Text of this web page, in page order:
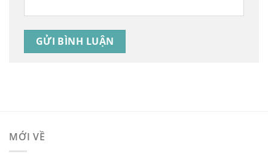
MỚI VỀ